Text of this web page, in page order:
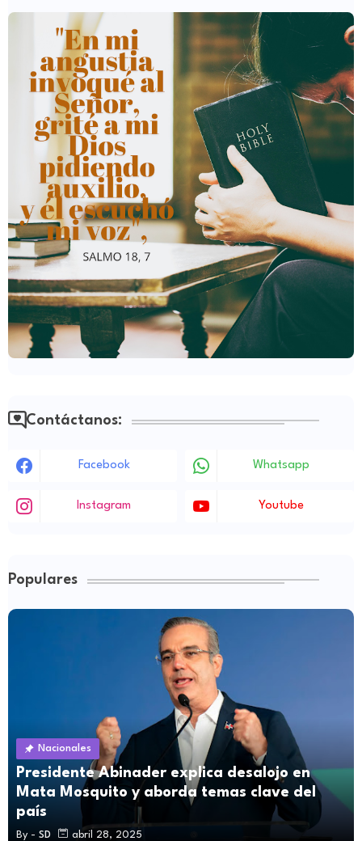
Contáctanos:
Facebook Whatsapp
Instagram Youtube
Populares
Nacionales
Presidente Abinader explica desalojo en
Mata Mosquito y aborda temas clave del
país
By - SD abril 28, 2025